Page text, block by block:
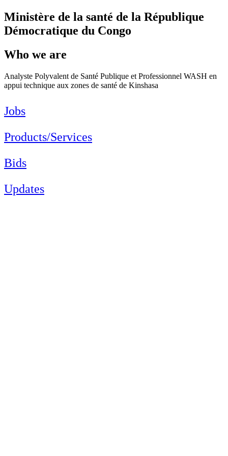
Ministère de la santé de la République
Démocratique du Congo
Who we are
Analyste Polyvalent de Santé Publique et Professionnel WASH en
appui technique aux zones de santé de Kinshasa
Jobs
Products/Services
Bids
Updates